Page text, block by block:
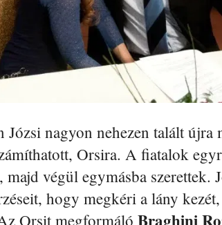
Józsi nagyon nehezen talált újra
Orsira. A fiatalok
végül egymásba szerettek.
hogy megkéri a lány
Orsit megformáló